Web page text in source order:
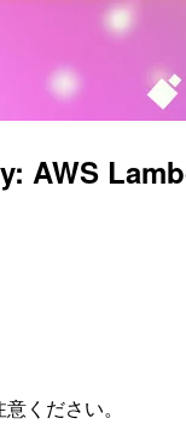
AWS
ください。